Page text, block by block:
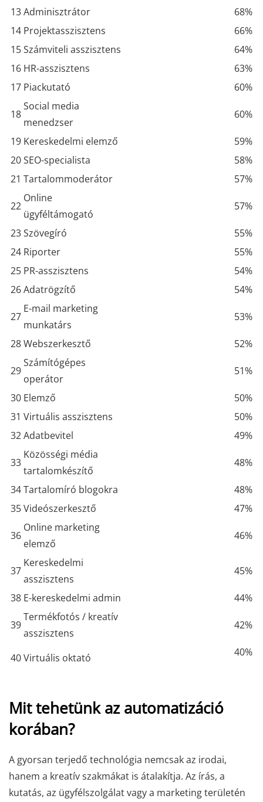
13Adminisztrátor
68%
14 Projektasszisztens
66%
15Számviteli asszisztens
64%
16 HR-asszisztens
63%
17 Piackutató 60%
18
Social media
menedzser
60%
19 Kereskedelmi elemző
59%
20SEO-specialista
58%
21 Tartalommoderátor 57%
22
Online
ügyféltámogató
57%
23Szövegíró
55%
24 Riporter
55%
25 PR-asszisztens
54%
26Adatrögzítő 54%
27
E-mail marketing
munkatárs
53%
28Webszerkesztő 52%
29
Számítógépes
operátor
51%
30 Elemző
50%
31 Virtuális asszisztens
50%
32Adatbevitel 49%
33
Közösségi média
tartalomkészítő
48%
34Tartalomíró blogokra
48%
35Videószerkesztő 47%
36
Online marketing
elemző
46%
37
Kereskedelmi
asszisztens
45%
38 E-kereskedelmi admin 44%
39
Termékfotós / kreatív
asszisztens
42%
40Virtuális oktató 40%
Mit tehetünk az automatizáció
korában?
A gyorsan terjedő technológia nemcsak az irodai,
hanem a kreatív szakmákat is átalakítja. Az írás, a
kutatás, az ügyfélszolgálat vagy a marketing területén